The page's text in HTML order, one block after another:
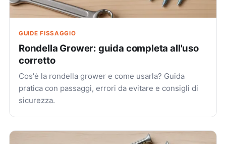
GUIDE FISSAGGIO
Rondella Grower: guida completa all'uso
corretto
Cos'è la rondella grower e come usarla? Guida
pratica con passaggi, errori da evitare e consigli di
sicurezza.